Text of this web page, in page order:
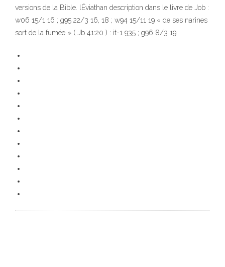
versions de la Bible. lÉviathan description dans le livre de Job :
w06 15/1 16 ; g95 22/3 16, 18 ; w94 15/11 19 « de ses narines
sort de la fumée » ( Jb 41:20 ) : it-1 935 ; g96 8/3 19